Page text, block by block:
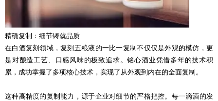
精确复制：细节铸就品质
在白酒复刻领域，复刻 五粮液的一比一复制不仅仅是外观的模仿，更
是对酿造工艺、口感风味的极致追求。铭心酒业凭借多年的技术积
累，成功掌握了多项核心技术，实现了从外观到内在的全面复制。
这种高精度的复制能力，源于企业对细节的严格把控。每一滴酒的发